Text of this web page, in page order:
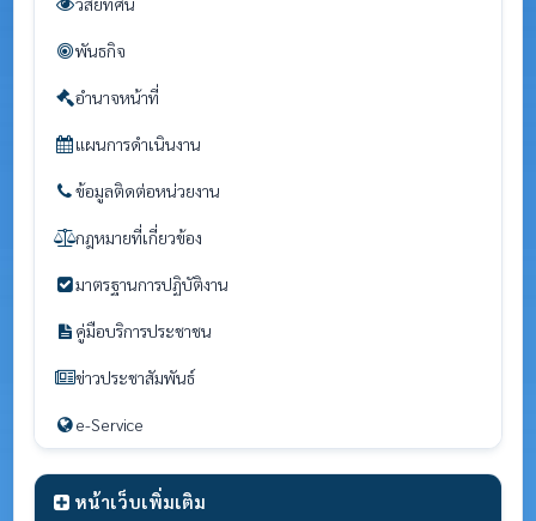
พันธกิจ
อำนาจหน้าที่
แผนการดำเนินงาน
ข้อมูลติดต่อหน่วยงาน
กฎหมายที่เกี่ยวข้อง
มาตรฐานการปฏิบัติงาน
คู่มือบริการประชาชน
ข่าวประชาสัมพันธ์
e-Service
หน้าเว็บเพิ่มเติม